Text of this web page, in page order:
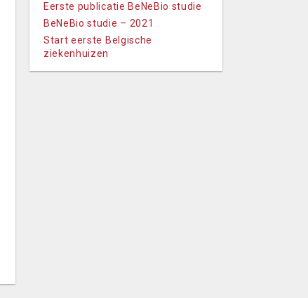
Eerste publicatie BeNeBio studie
BeNeBio studie – 2021
Start eerste Belgische
ziekenhuizen